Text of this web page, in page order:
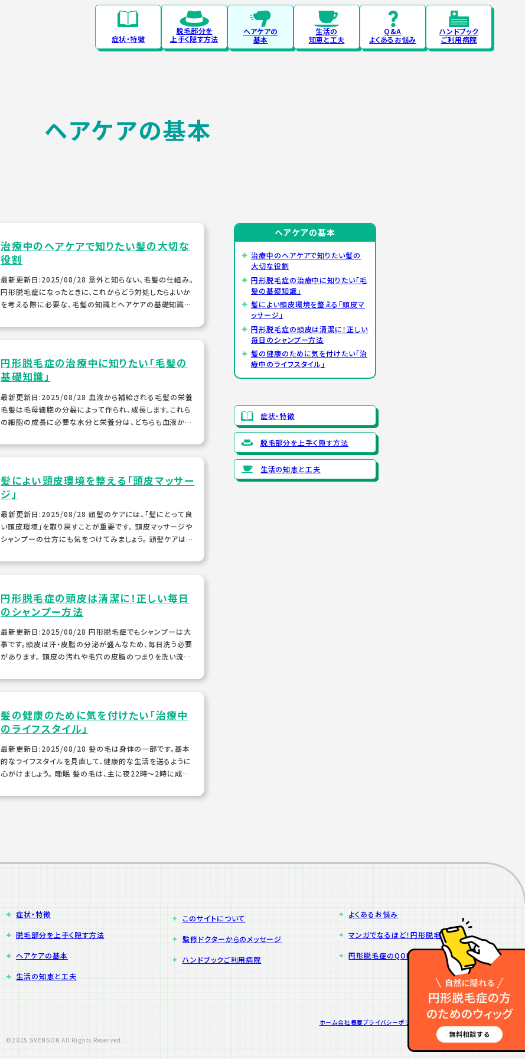
症状・特徴
脱毛部分を
上手く隠す方法
ヘアケアの
基本
生活の
知恵と工夫
Q&A
よくあるお悩み
ハンドブック
ご利用病院
ヘアケアの基本
治療中のヘアケアで知りたい髪の大切な
役割
最新更新日:2025/08/28 意外と知らない、毛髪の仕組み。
円形脱毛症になったときに、これからどう対処したらよいか
を考える際に必要な、毛髪の知識とヘアケアの基礎知識を
円形脱毛症の治療中に知りたい「毛髪の
基礎知識」
最新更新日:2025/08/28 血液から補給される毛髪の栄養
毛髪は毛母細胞の分裂によって作られ、成長します。これら
の細胞の成長に必要な水分と栄養分は、どちらも血液から
髪によい頭皮環境を整える「頭皮マッサー
ジ」
最新更新日:2025/08/28 頭髪のケアには、「髪にとって良
い頭皮環境」を取り戻すことが重要です。 頭皮マッサージや
シャンプーの仕方にも気をつけてみましょう。 頭髪ケアは、
円形脱毛症の頭皮は清潔に！正しい毎日
のシャンプー方法
最新更新日:2025/08/28 円形脱毛症でもシャンプーは大
事です。頭皮は汗・皮脂の分泌が盛んなため、毎日洗う必要
があります。 頭皮の汚れや毛穴の皮脂のつまりを洗い流
髪の健康のために気を付けたい「治療中
のライフスタイル」
最新更新日:2025/08/28 髪の毛は身体の一部です。基本
的なライフスタイルを見直して、健康的な生活を送るように
心がけましょう。 睡眠 髪の毛は、主に夜22時～2時に成長
ヘアケアの基本
治療中のヘアケアで知りたい髪の
大切な役割
円形脱毛症の治療中に知りたい「毛
髪の基礎知識」
髪によい頭皮環境を整える「頭皮マ
ッサージ」
円形脱毛症の頭皮は清潔に！正しい
毎日のシャンプー方法
髪の健康のために気を付けたい「治
療中のライフスタイル」
症状・特徴
脱毛部分を上手く隠す方法
生活の知恵と工夫
症状・特徴
脱毛部分を上手く隠す方法
ヘアケアの基本
生活の知恵と工夫
このサイトについて
監修ドクターからのメッセージ
ハンドブックご利用病院
よくあるお悩み
マンガでなるほど！円形脱毛症
円形脱毛症のQOLを考えるかわら版
ホーム会社概要プライバシーポリシー
©2025 SVENSON All Rights Reserved.